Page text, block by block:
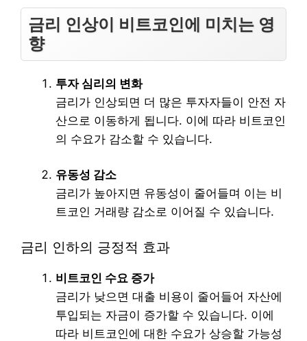
금리 인상이 비트코인에 미치는 영
향
투자 심리의 변화
금리가 인상되면 더 많은 투자자들이 안전 자
산으로 이동하게 됩니다. 이에 따라 비트코인
의 수요가 감소할 수 있습니다.
유동성 감소
금리가 높아지면 유동성이 줄어들며 이는 비
트코인 거래량 감소로 이어질 수 있습니다.
금리 인하의 긍정적 효과
비트코인 수요 증가
금리가 낮으면 대출 비용이 줄어들어 자산에
투입되는 자금이 증가할 수 있습니다. 이에
따라 비트코인에 대한 수요가 상승할 가능성